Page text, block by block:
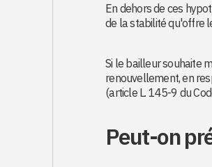
En dehors de ces
de la stabilité qu'offre
Si le bailleur souhaite
renouvellement, en
(article L. 145-9 du
Peut-on